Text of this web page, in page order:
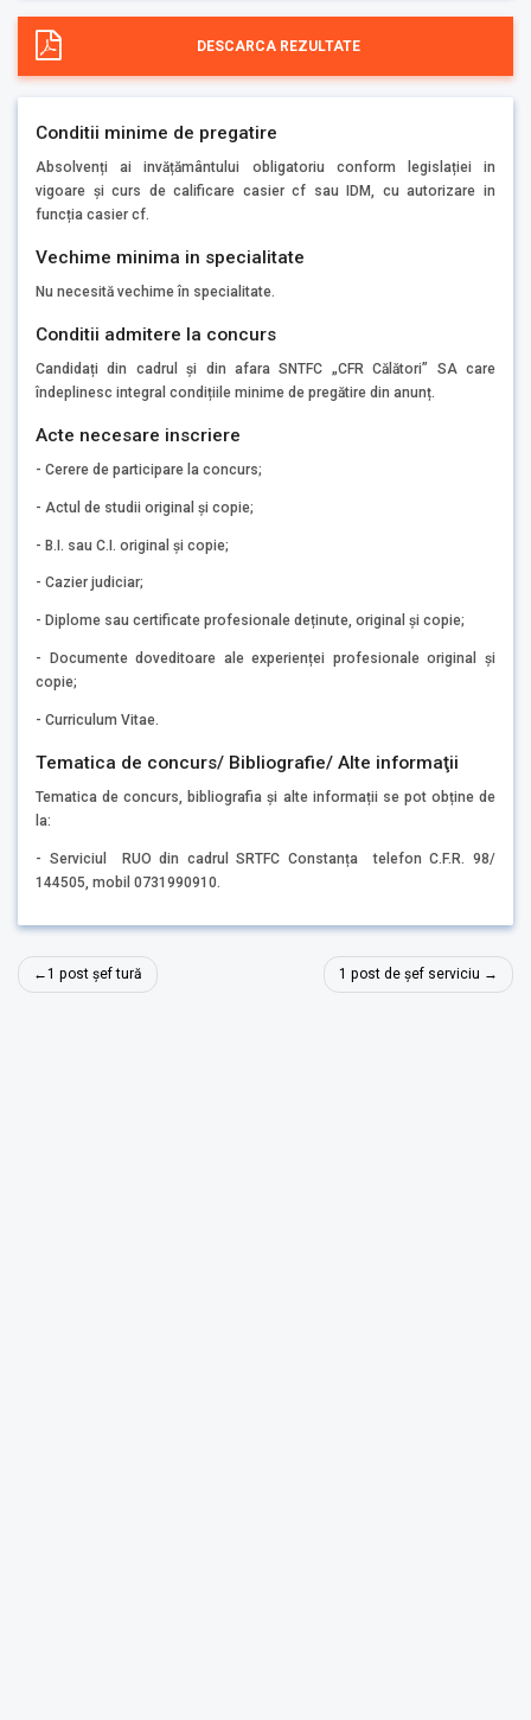
DESCARCA REZULTATE
Conditii minime de pregatire
Absolvenți ai invățământului obligatoriu conform legislației in
vigoare și curs de calificare casier cf sau IDM, cu autorizare in
funcția casier cf.
Vechime minima in specialitate
Nu necesită vechime în specialitate.
Conditii admitere la concurs
Candidați din cadrul și din afara SNTFC „CFR Călători” SA care
îndeplinesc integral condițiile minime de pregătire din anunț.
Acte necesare inscriere
- Cerere de participare la concurs;
- Actul de studii original și copie;
- B.I. sau C.I. original și copie;
- Cazier judiciar;
- Diplome sau certificate profesionale deținute, original și copie;
- Documente doveditoare ale experienței profesionale original și
copie;
- Curriculum Vitae.
Tematica de concurs/ Bibliografie/ Alte informaţii
Tematica de concurs, bibliografia și alte informații se pot obține de
la:
- Serviciul RUO din cadrul SRTFC Constanța telefon C.F.R. 98/
144505, mobil 0731990910.
Navigare
în
1 post șef tură 1 post de șef serviciu